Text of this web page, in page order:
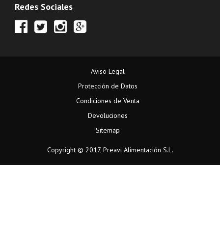
Redes Sociales
Aviso Legal
Protección de Datos
Condiciones de Venta
Devoluciones
Sitemap
Copyright © 2017, Preavi Alimentación S.L.